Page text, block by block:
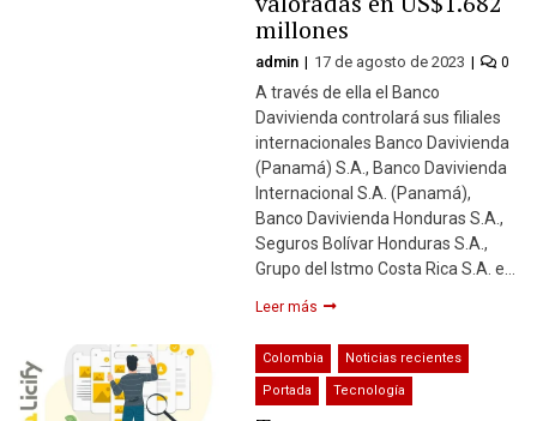
millones
admin 17 de agosto de 2023 0
A través de ella el Banco
Davivienda controlará sus filiales
internacionales Banco Davivienda
(Panamá) S.A., Banco Davivienda
Internacional S.A. (Panamá),
Banco Davivienda Honduras S.A.,
Seguros Bolívar Honduras S.A.,
Grupo del Istmo Costa Rica S.A. e…
Leer más
Colombia Noticias recientes
Portada Tecnología